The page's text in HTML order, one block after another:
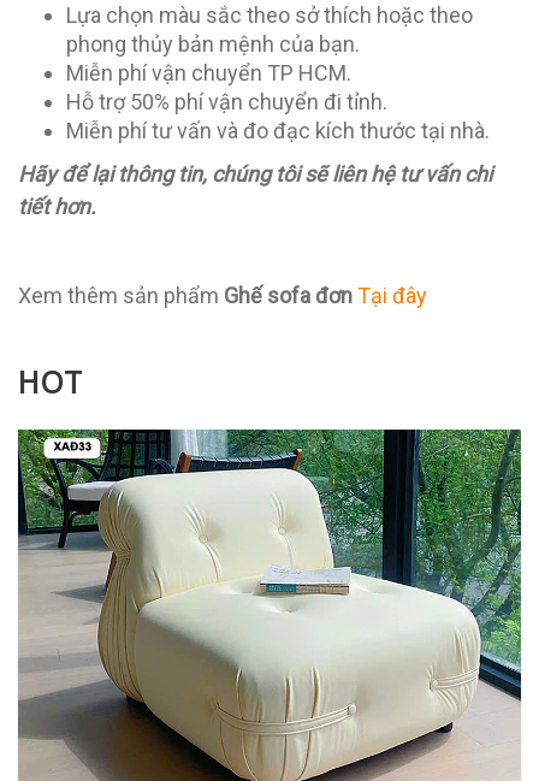
Lựa chọn màu sắc theo sở thích hoặc theo
phong thủy bản mệnh của bạn.
Miễn phí vận chuyển TP HCM.
Hỗ trợ 50% phí vận chuyển đi tỉnh.
Miễn phí tư vấn và đo đạc kích thước tại nhà.
Hãy để lại thông tin, chúng tôi sẽ liên hệ tư vấn chi
tiết hơn.
Xem thêm sản phẩm Ghế sofa đơnTại đây
HOT